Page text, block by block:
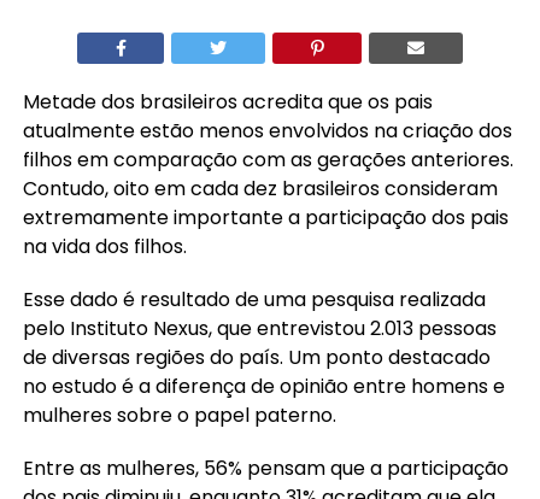
Metade dos brasileiros acredita que os pais
atualmente estão menos envolvidos na criação dos
filhos em comparação com as gerações anteriores.
Contudo, oito em cada dez brasileiros consideram
extremamente importante a participação dos pais
na vida dos filhos.
Esse dado é resultado de uma pesquisa realizada
pelo Instituto Nexus, que entrevistou 2.013 pessoas
de diversas regiões do país. Um ponto destacado
no estudo é a diferença de opinião entre homens e
mulheres sobre o papel paterno.
Entre as mulheres, 56% pensam que a participação